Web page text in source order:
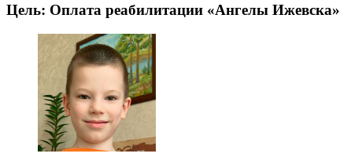
Цель: Оплата реабилитации «Ангелы Ижевска»